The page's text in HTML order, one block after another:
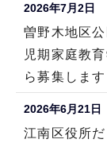
2026年7月2日
曽野木地区
児期家庭教
ら募集します
2026年6月21日
江南区役所